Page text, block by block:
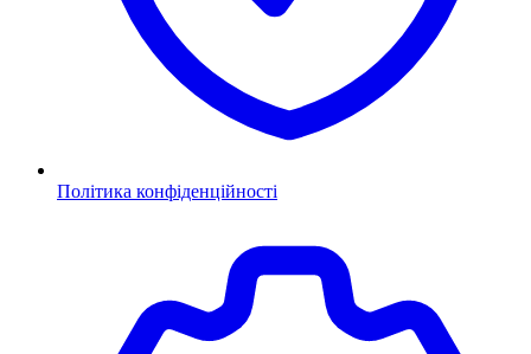
Політика конфіденційності